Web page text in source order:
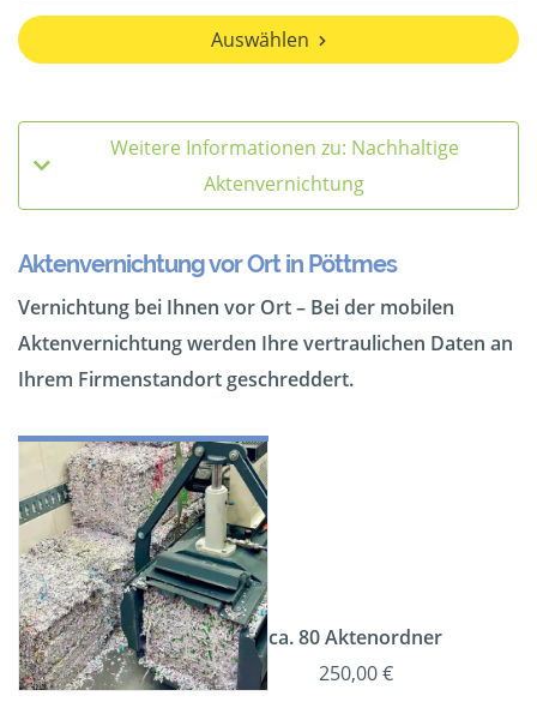
Auswählen
Weitere Informationen zu: Nachhaltige
Aktenvernichtung
Aktenvernichtung vor Ort in Pöttmes
Vernichtung bei Ihnen vor Ort – Bei der mobilen
Aktenvernichtung werden Ihre vertraulichen Daten an
Ihrem Firmenstandort geschreddert.
ca. 80 Aktenordner
250,00 €